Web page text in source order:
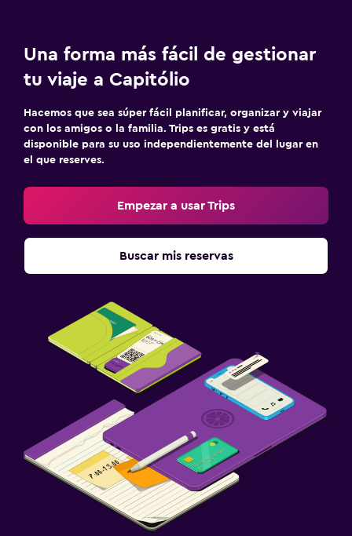
Una forma más fácil de gestionar
tu viaje a Capitólio
Hacemos que sea súper fácil planificar, organizar y viajar
con los amigos o la familia. Trips es gratis y está
disponible para su uso independientemente del lugar en
el que reserves.
Empezar a usar Trips
Buscar mis reservas